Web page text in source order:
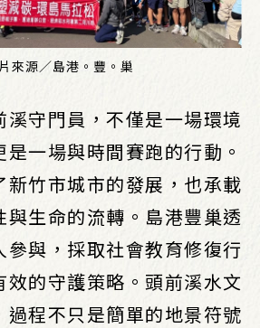
來源／島港。豐。巢
溪守門員，不僅是一場環境
一場與時間賽跑的行動。
新竹市城市的發展，也承載
與生命的流轉。島港豐巢透
參與，採取社會教育修復行
效的守護策略。頭前溪水文
過程不只是簡單的地景符號